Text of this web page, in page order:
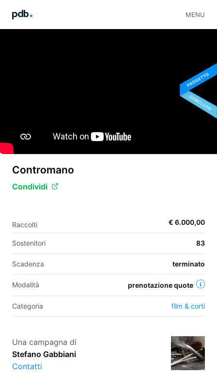
MENU
IT
EN
ES
Contromano
Condividi
Raccolti € 6.000,00
Sostenitori 83
Scadenza terminato
Modalità prenotazione quote
Categoria film & corti
Una campagna di
Stefano Gabbiani
Contatti